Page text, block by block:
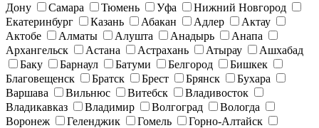
Дону
Самара Тюмень Уфа
Нижний Новгород
Екатеринбург
Казань Абакан Адлер
Актау
Актобе
Алматы Алушта Анадырь
Анапа
Архангельск
Астана Астрахань Атырау
Ашхабад
Баку
Барнаул Батуми Белгород
Бишкек
Благовещенск
Братск Брест Брянск
Бухара
Варшава
Вильнюс Витебск
Владивосток
Владикавказ
Владимир Волгоград
Вологда
Воронеж
Геленджик Гомель
Горно-Алтайск